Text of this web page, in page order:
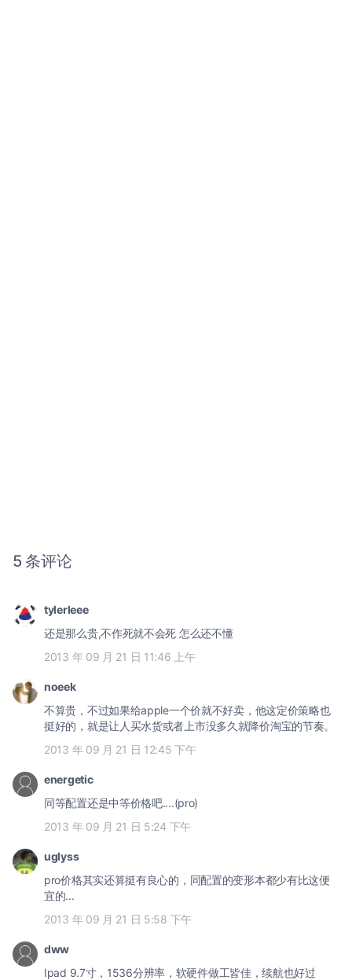
5 条评论
tylerleee
还是那么贵,不作死就不会死 怎么还不懂
2013 年 09 月 21 日 11:46 上午
noeek
不算贵，不过如果给apple一个价就不好卖，他这定价策略也
挺好的，就是让人买水货或者上市没多久就降价淘宝的节奏。
2013 年 09 月 21 日 12:45 下午
energetic
同等配置还是中等价格吧....(pro)
2013 年 09 月 21 日 5:24 下午
uglyss
pro价格其实还算挺有良心的，同配置的变形本都少有比这便
宜的...
2013 年 09 月 21 日 5:58 下午
dww
Ipad 9.7寸，1536分辨率，软硬件做工皆佳，续航也好过